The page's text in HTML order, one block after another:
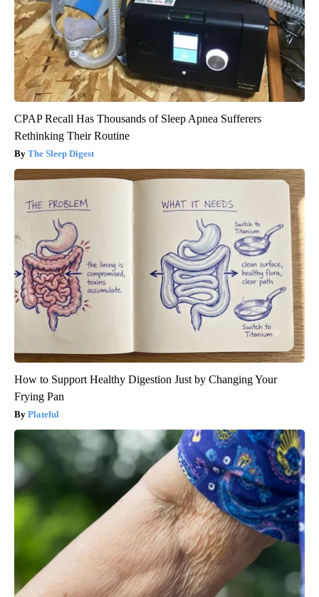
CPAP Recall Has Thousands of Sleep Apnea Sufferers
Rethinking Their Routine
The Sleep Digest
How to Support Healthy Digestion Just by Changing Your
Frying Pan
Plateful